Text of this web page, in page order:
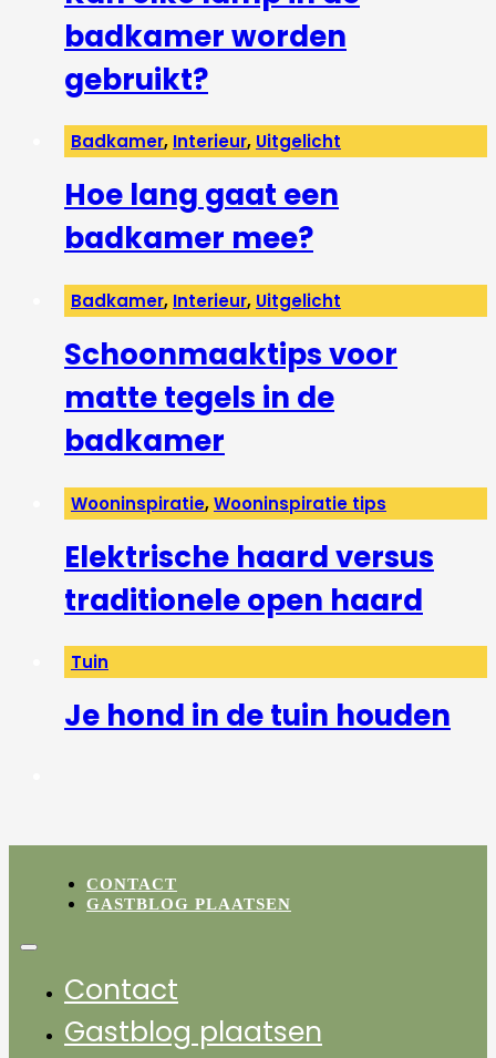
badkamer worden
gebruikt?
Badkamer, Interieur, Uitgelicht
Hoe lang gaat een
badkamer mee?
Badkamer, Interieur, Uitgelicht
Schoonmaaktips voor
matte tegels in de
badkamer
Wooninspiratie,Wooninspiratie tips
Elektrische haard versus
traditionele open haard
Tuin
Je hond in de tuin houden
CONTACT
GASTBLOG PLAATSEN
Contact
Gastblog plaatsen